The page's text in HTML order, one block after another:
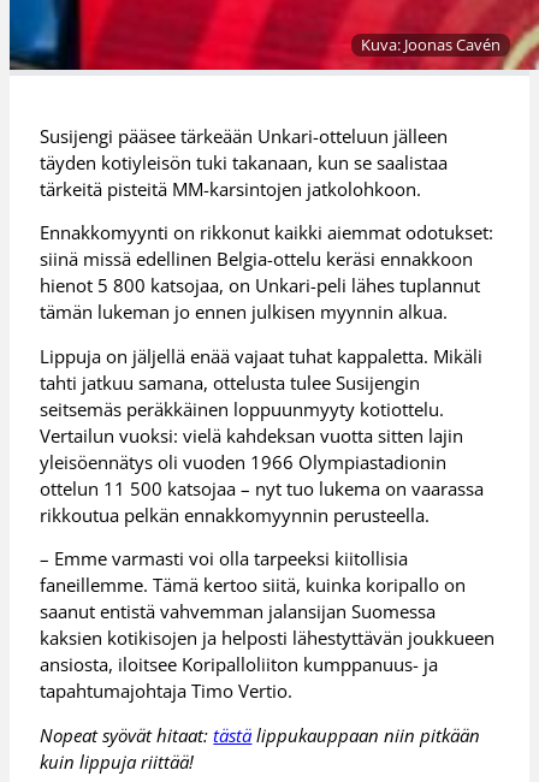
Kuva: Joonas Cavén
Susijengi pääsee tärkeään Unkari-otteluun jälleen
täyden kotiyleisön tuki takanaan, kun se saalistaa
tärkeitä pisteitä MM-karsintojen jatkolohkoon.
Ennakkomyynti on rikkonut kaikki aiemmat odotukset:
siinä missä edellinen Belgia-ottelu keräsi ennakkoon
hienot 5 800 katsojaa, on Unkari-peli lähes tuplannut
tämän lukeman jo ennen julkisen myynnin alkua.
Lippuja on jäljellä enää vajaat tuhat kappaletta. Mikäli
tahti jatkuu samana, ottelusta tulee Susijengin
seitsemäs peräkkäinen loppuunmyyty kotiottelu.
Vertailun vuoksi: vielä kahdeksan vuotta sitten lajin
yleisöennätys oli vuoden 1966 Olympiastadionin
ottelun 11 500 katsojaa – nyt tuo lukema on vaarassa
rikkoutua pelkän ennakkomyynnin perusteella.
– Emme varmasti voi olla tarpeeksi kiitollisia
faneillemme. Tämä kertoo siitä, kuinka koripallo on
saanut entistä vahvemman jalansijan Suomessa
kaksien kotikisojen ja helposti lähestyttävän joukkueen
ansiosta, iloitsee Koripalloliiton kumppanuus- ja
tapahtumajohtaja Timo Vertio.
Nopeat syövät hitaat:tästä lippukauppaan niin pitkään
kuin lippuja riittää!